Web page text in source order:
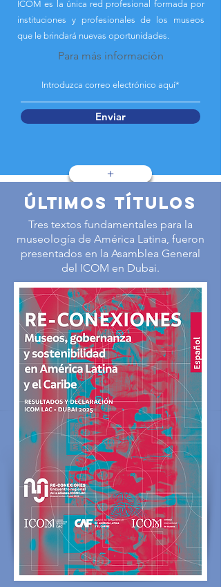
ICOM es la única red profesional formada por
instituciones y profesionales de los museos
que le brindará nuevas oportunidades.
Para más información
Enviar
+
Últimos títulos
Tres textos fundamentales para la
museología de América Latina, fueron
presentados en la Asamblea General
del ICOM en Dubai.